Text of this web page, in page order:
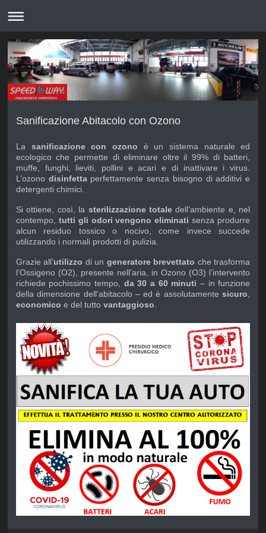
Sanificazione Abitacolo con Ozono
La sanificazione con ozono è un sistema naturale ed
ecologico che permette di eliminare oltre il 99% di batteri,
muffe, funghi, lieviti, pollini e acari e di inattivare i virus.
L’ozono disinfettaperfettamente senza bisogno di additivi e
detergenti chimici.
Si ottiene, così, la sterilizzazione totaledell’ambiente e, nel
contempo, tutti gli odori vengono eliminati senza produrre
alcun residuo tossico o nocivo, come invece succede
utilizzando i normali prodotti di pulizia.
Grazie all’utilizzo di un generatore brevettato che trasforma
l’Ossigeno (O2), presente nell’aria, in Ozono (O3) l’intervento
richiede pochissimo tempo, da 30 a 60 minuti – in funzione
della dimensione dell’abitacolo – ed è assolutamentesicuro
economico e del tutto vantaggioso